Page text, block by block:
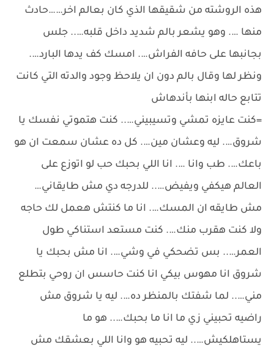
هذه الروشته من شقيقها الذي كان بعالم اخر……حادث
منها …. وهو يشعر بالم شديد داخل قلبه….. جلس
بجانبها على حافه الفراش…. امسك كف يدها البارد….
ونظر لها وقال بالم دون ان يلاحظ وجود والدته التي كانت
تتابع حاله ابنها بأندهاش
=كنت عايزه تمشي وتسيبيني….. كنت هتموتي نفسك يا
شروق…. ليه وعشان مين…. كل ده عشان سمعت ان هو
باعك…. طب وانا …. انا اللي بحبك حب لو اتوزع على
العالم هيكفي ويفيض….. للدرجه دي مش طايقاني…
مش طايقه ان المسك…. انا ما كنتش هعمل لك حاجه
ولا كنت هقرب منك…. كنت مستعد استناكي طول
العمر….. بس تضحكي في وشي…. انا مش بحبك يا
شروق انا مهوس بيكي انا كنت حاسس ان روحي بتطلع
مني….. لما شفتك بالمنظر ده…. ليه يا شروق مش
راضيه تحبيني زي ما انا ما بحبك….. هو ما
يستاهلكيش….. ليه تحبيه هو وانا اللي بعشقك مش